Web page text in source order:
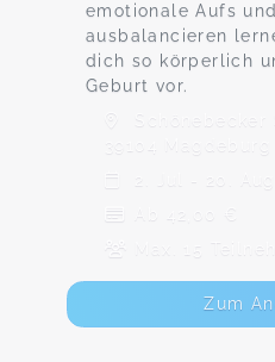
emotionale Aufs
ausbalancieren
dich so körperlich
Geburt vor.
Schönebecker
39104 Magdeburg
2. Jul - 20. Aug
Ab 42,00 €
Max. 15
Zum